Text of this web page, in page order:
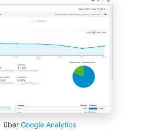
über Google Analytics